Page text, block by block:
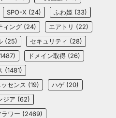
SPO-X (24) ふわ姫 (33)
ィング (24) エアトリ (22)
(25) セキュリティ (28)
ドメイン取得 (26)
(1481)
センス (19) ハゲ (20)
ジア (62)
ラワー (2469)